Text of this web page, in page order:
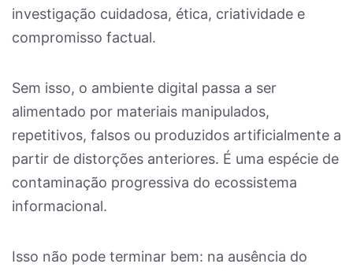
investigação cuidadosa, ética, criatividade e
compromisso factual.
Sem isso, o ambiente digital passa a ser
alimentado por materiais manipulados,
repetitivos, falsos ou produzidos artificialmente a
partir de distorções anteriores. É uma espécie de
contaminação progressiva do ecossistema
informacional.
Isso não pode terminar bem: na ausência do